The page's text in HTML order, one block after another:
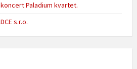
Paladium kvartet.
s.r.o.